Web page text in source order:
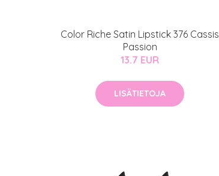
Color Riche Satin Lipstick 376 Cassis
Passion
13.7 EUR
LISÄTIETOJA